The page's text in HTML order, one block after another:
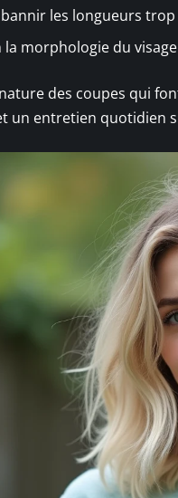
les longueurs
morphologie du
des coupes qui
un entretien quotidien